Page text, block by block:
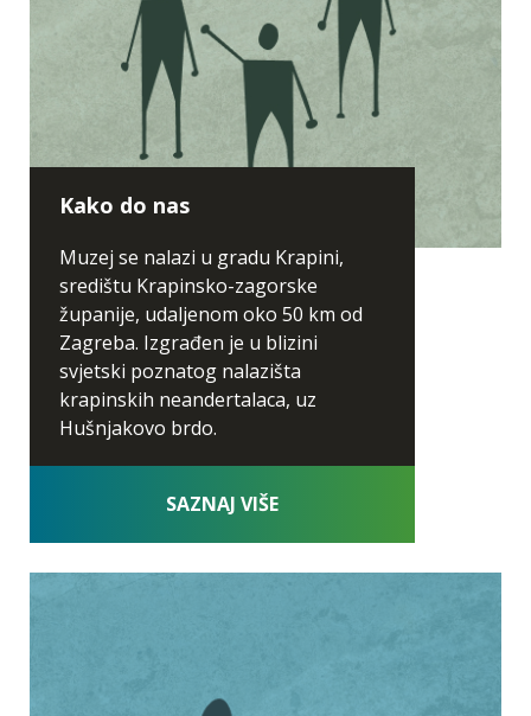
Kako do nas
Muzej se nalazi u gradu Krapini,
središtu Krapinsko-zagorske
županije, udaljenom oko 50 km od
Zagreba. Izgrađen je u blizini
svjetski poznatog nalazišta
krapinskih neandertalaca, uz
Hušnjakovo brdo.
SAZNAJ VIŠE